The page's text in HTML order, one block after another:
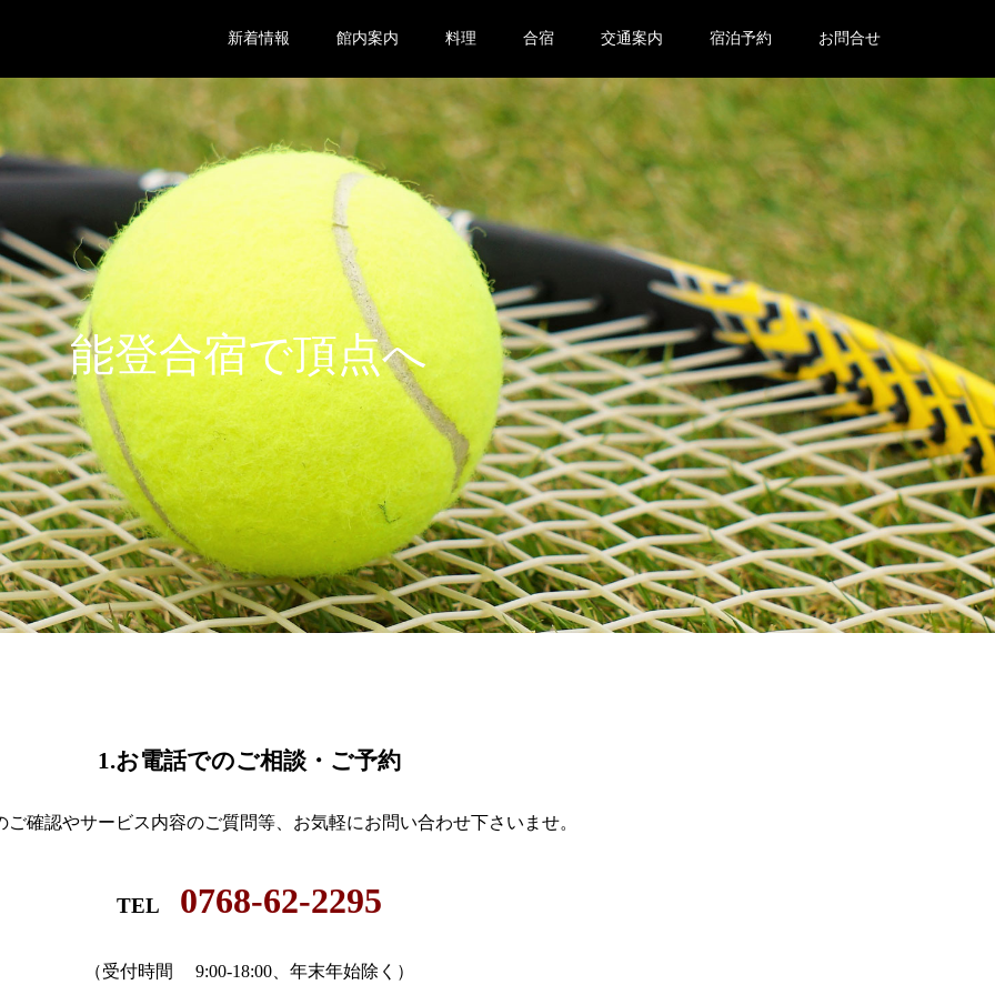
新着情報 館内案内 料理 合宿 交通案内 宿泊予約 お問合せ
能登合宿で頂点へ
1.お電話でのご相談・ご予約
ご確認やサービス内容のご質問等、お気軽にお問い合わせ下さいませ。
TEL 0768-62-2295
（受付時間 9:00-18:00、年末年始除く）